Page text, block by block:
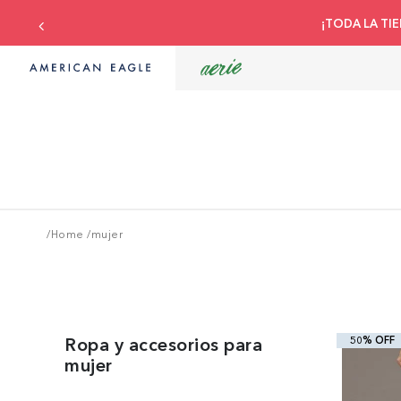
¡TODA LA
/Home /mujer
Ropa y accesorios para
mujer
50% OFF